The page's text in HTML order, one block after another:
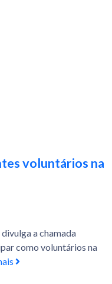
voluntários na
a chamada
como voluntários na